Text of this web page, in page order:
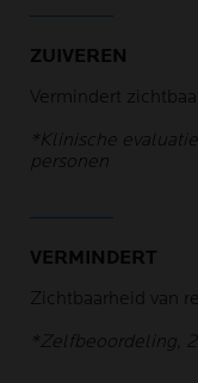
ZUIVEREN
Vermindert
*Klinische
personen
VERMINDERT
Zichtbaarheid van
*Zelfbeoordeling,